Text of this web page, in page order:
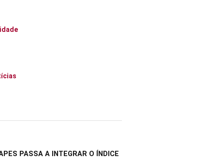
PASSA A INTEGRAR O ÍNDICE